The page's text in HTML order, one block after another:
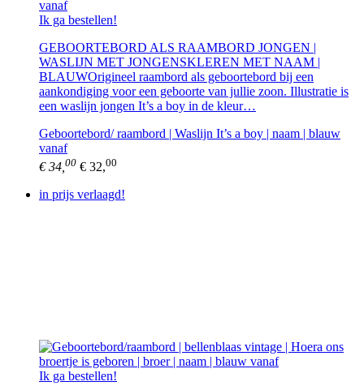
Ik ga bestellen!
GEBOORTEBORD ALS RAAMBORD JONGEN |
WASLIJN MET JONGENSKLEREN MET NAAM |
BLAUWOrigineel raambord als geboortebord bij een
aankondiging voor een geboorte van jullie zoon. Illustratie is
een waslijn jongen It’s a boy in de kleur…
Geboortebord/ raambord | Waslijn It’s a boy | naam | blauw
vanaf
€ 34, 00 € 32,00
in prijs verlaagd!
Ik ga bestellen!